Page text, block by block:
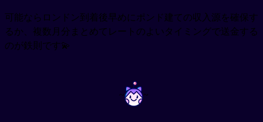
可能ならロンドン到着後早めにポンド建ての収入源を確保す
るか、複数月分まとめてレートのよいタイミングで送金する
のが鉄則です💫
~ ~